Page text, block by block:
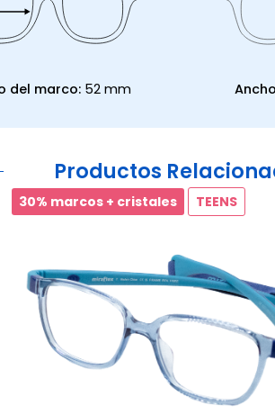
del marco: 52 mm
Productos
30% marcos + cristales TEENS